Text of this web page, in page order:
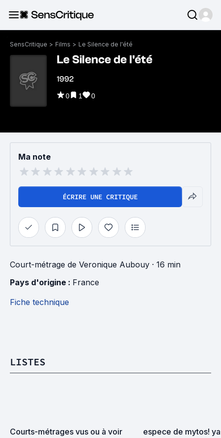
SensCritique > Films > Le Silence de l'été
Le Silence de l'été
1992
0 1 0
Ma note
ÉCRIRE UNE CRITIQUE
Court-métrage de Veronique Aubouy · 16 min
Pays d'origine : France
Fiche technique
LISTES
Courts-métrages vus ou à voir
espece de mytos!